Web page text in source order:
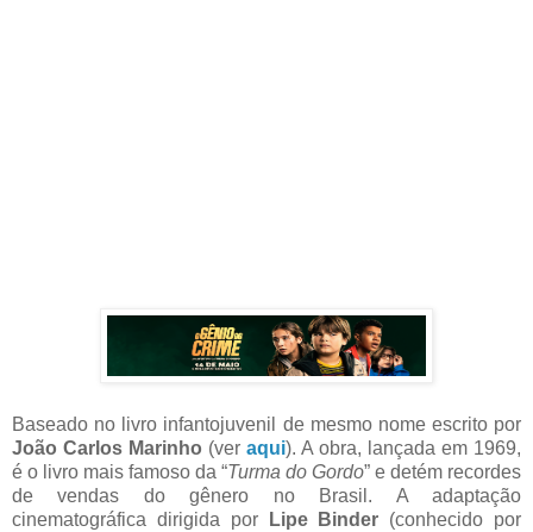
Baseado no livro infantojuvenil de mesmo nome escrito por
João Carlos Marinho (ver aqui). A obra, lançada em 1969,
é o livro mais famoso da “Turma do Gordo” e detém recordes
de vendas do gênero no Brasil. A adaptação
cinematográfica dirigida por
Lipe Binder (conhecido por